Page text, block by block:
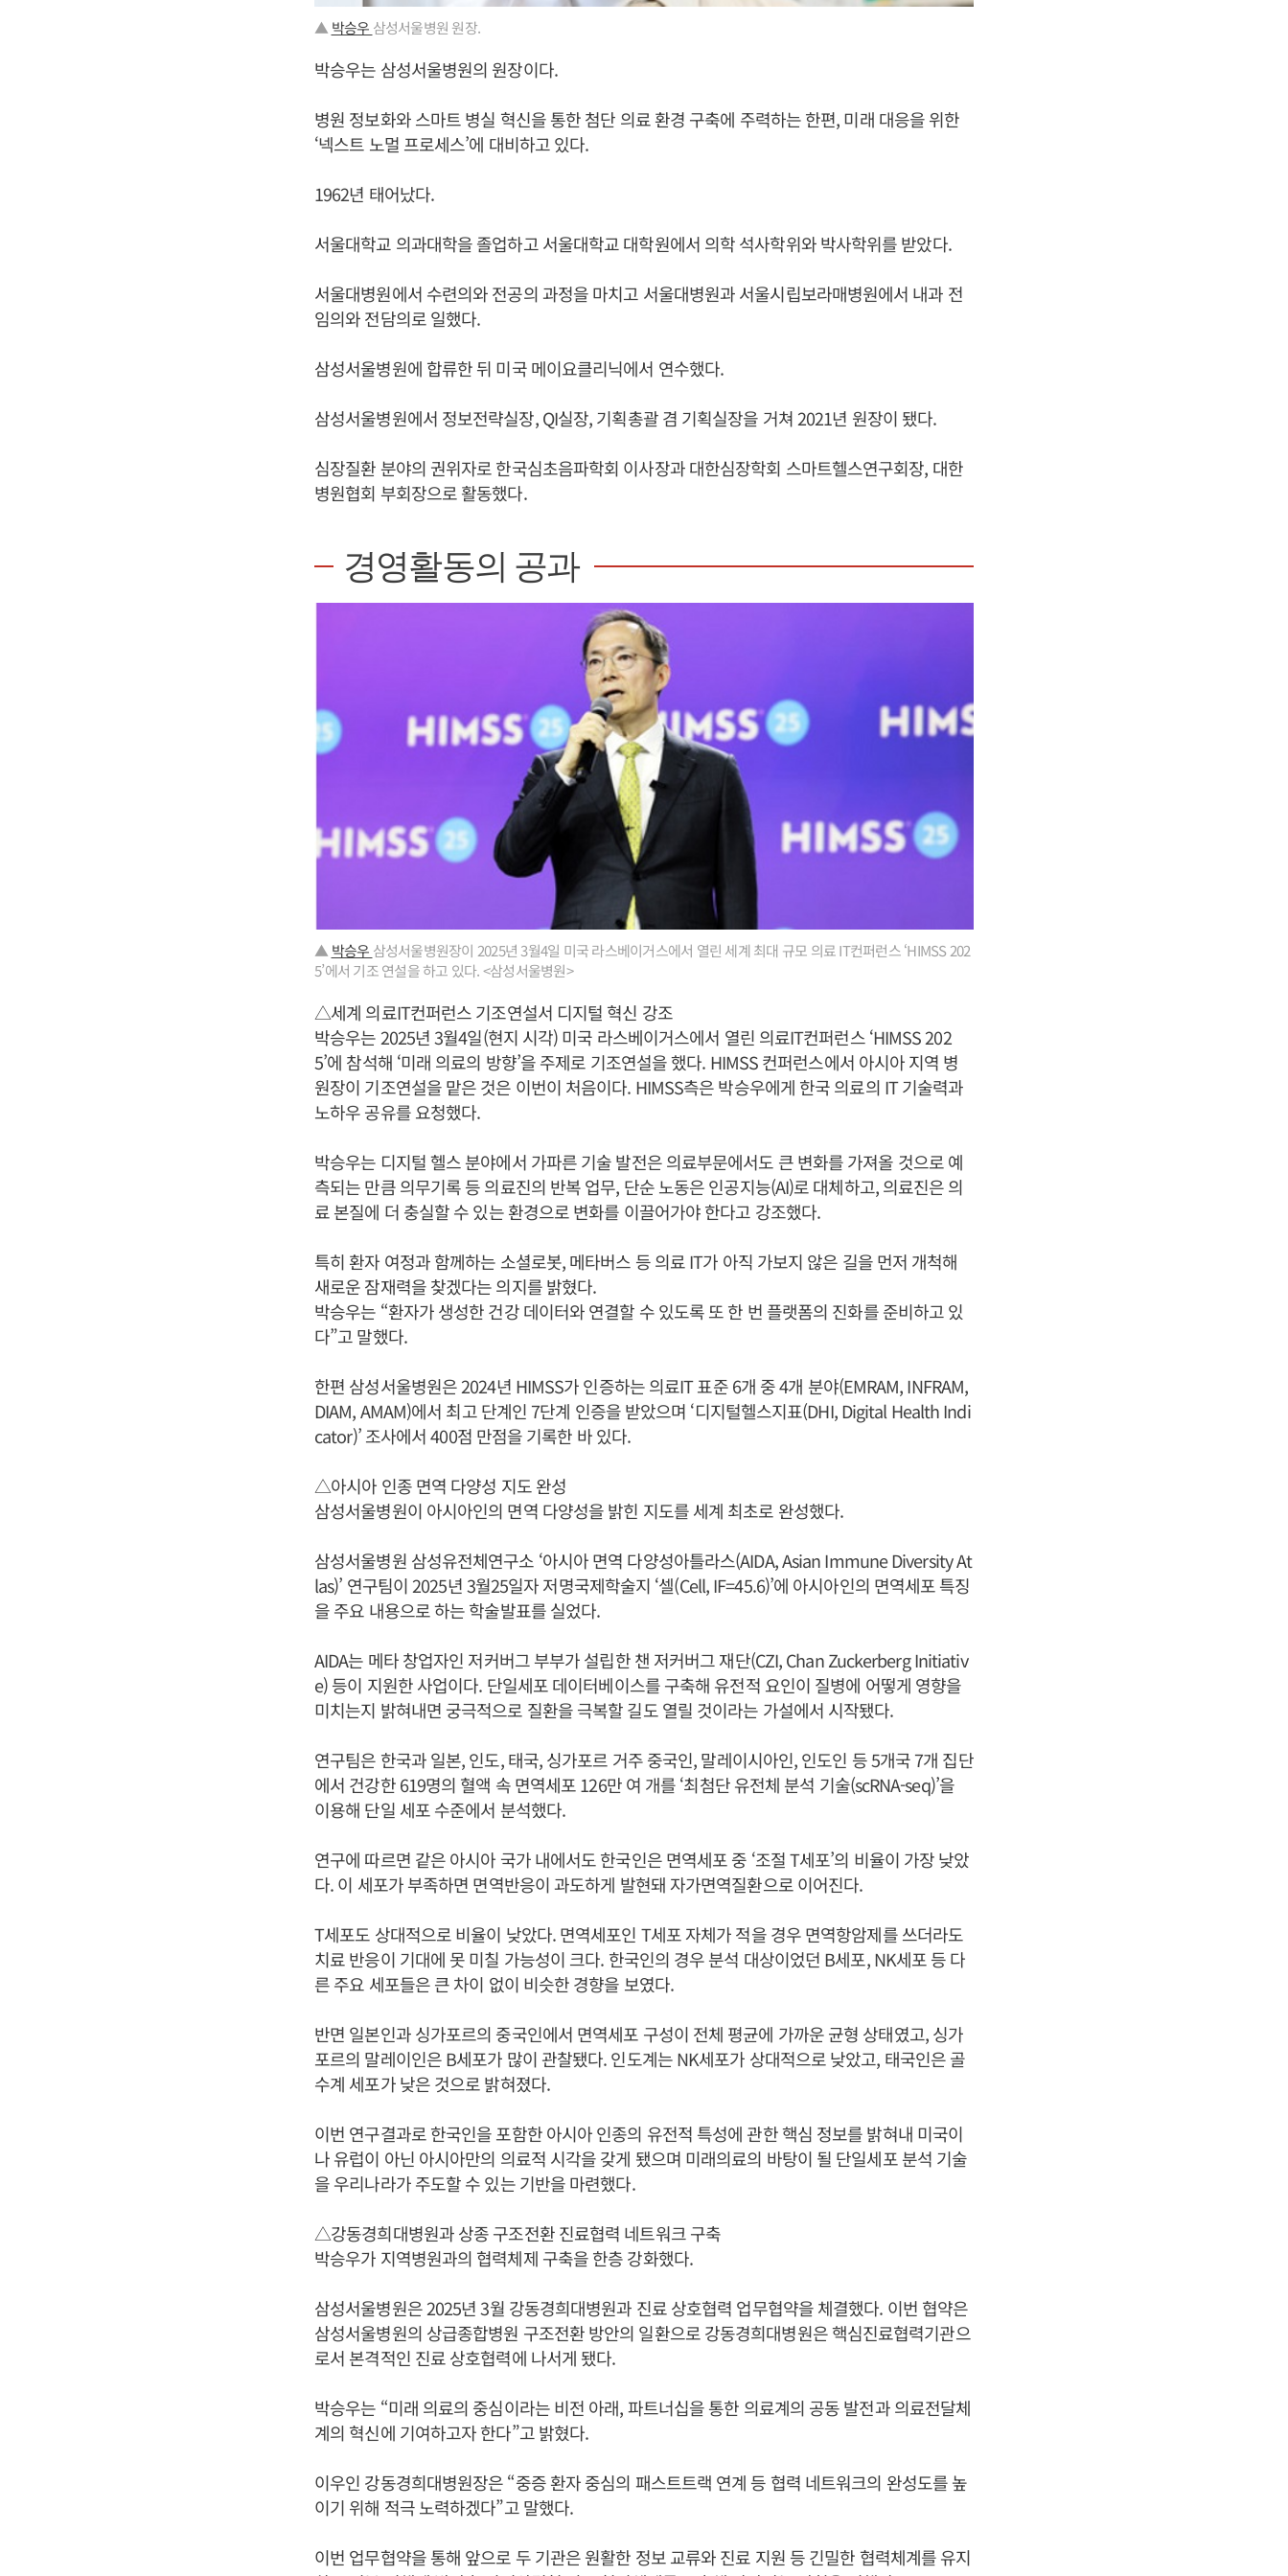
▲ 박승우 삼성서울병원 원장.
박승우는 삼성서울병원의 원장이다.
병원 정보화와 스마트 병실 혁신을 통한 첨단 의료 환경 구축에 주력하는 한편, 미래 대응을 위한
‘넥스트 노멀 프로세스’에 대비하고 있다.
1962년 태어났다.
서울대학교 의과대학을 졸업하고 서울대학교 대학원에서 의학 석사학위와 박사학위를 받았다.
서울대병원에서 수련의와 전공의 과정을 마치고 서울대병원과 서울시립보라매병원에서 내과 전
임의와 전담의로 일했다.
삼성서울병원에 합류한 뒤 미국 메이요클리닉에서 연수했다.
삼성서울병원에서 정보전략실장, QI실장, 기획총괄 겸 기획실장을 거쳐 2021년 원장이 됐다.
심장질환 분야의 권위자로 한국심초음파학회 이사장과 대한심장학회 스마트헬스연구회장, 대한
병원협회 부회장으로 활동했다.
경영활동의 공과
▲ 박승우 삼성서울병원장이 2025년 3월4일 미국 라스베이거스에서 열린 세계 최대 규모 의료 IT컨퍼런스 ‘HIMSS 202
5’에서 기조 연설을 하고 있다. <삼성서울병원>
△세계 의료IT컨퍼런스 기조연설서 디지털 혁신 강조
박승우는 2025년 3월4일(현지 시각) 미국 라스베이거스에서 열린 의료IT컨퍼런스 ‘HIMSS 202
5’에 참석해 ‘미래 의료의 방향’을 주제로 기조연설을 했다. HIMSS 컨퍼런스에서 아시아 지역 병
원장이 기조연설을 맡은 것은 이번이 처음이다. HIMSS측은 박승우에게 한국 의료의 IT 기술력과
노하우 공유를 요청했다.
박승우는 디지털 헬스 분야에서 가파른 기술 발전은 의료부문에서도 큰 변화를 가져올 것으로 예
측되는 만큼 의무기록 등 의료진의 반복 업무, 단순 노동은 인공지능(AI)로 대체하고, 의료진은 의
료 본질에 더 충실할 수 있는 환경으로 변화를 이끌어가야 한다고 강조했다.
특히 환자 여정과 함께하는 소셜로봇, 메타버스 등 의료 IT가 아직 가보지 않은 길을 먼저 개척해
새로운 잠재력을 찾겠다는 의지를 밝혔다.
박승우는 “환자가 생성한 건강 데이터와 연결할 수 있도록 또 한 번 플랫폼의 진화를 준비하고 있
다”고 말했다.
한편 삼성서울병원은 2024년 HIMSS가 인증하는 의료IT 표준 6개 중 4개 분야(EMRAM, INFRAM,
DIAM, AMAM)에서 최고 단계인 7단계 인증을 받았으며 ‘디지털헬스지표(DHI, Digital Health Indi
cator)’ 조사에서 400점 만점을 기록한 바 있다.
△아시아 인종 면역 다양성 지도 완성
삼성서울병원이 아시아인의 면역 다양성을 밝힌 지도를 세계 최초로 완성했다.
삼성서울병원 삼성유전체연구소 ‘아시아 면역 다양성아틀라스(AIDA, Asian Immune Diversity At
las)’ 연구팀이 2025년 3월25일자 저명국제학술지 ‘셀(Cell, IF=45.6)’에 아시아인의 면역세포 특징
을 주요 내용으로 하는 학술발표를 실었다.
AIDA는 메타 창업자인 저커버그 부부가 설립한 챈 저커버그 재단(CZI, Chan Zuckerberg Initiativ
e) 등이 지원한 사업이다. 단일세포 데이터베이스를 구축해 유전적 요인이 질병에 어떻게 영향을
미치는지 밝혀내면 궁극적으로 질환을 극복할 길도 열릴 것이라는 가설에서 시작됐다.
연구팀은 한국과 일본, 인도, 태국, 싱가포르 거주 중국인, 말레이시아인, 인도인 등 5개국 7개 집단
에서 건강한 619명의 혈액 속 면역세포 126만 여 개를 ‘최첨단 유전체 분석 기술(scRNA-seq)’을
이용해 단일 세포 수준에서 분석했다.
연구에 따르면 같은 아시아 국가 내에서도 한국인은 면역세포 중 ‘조절 T세포’의 비율이 가장 낮았
다. 이 세포가 부족하면 면역반응이 과도하게 발현돼 자가면역질환으로 이어진다.
T세포도 상대적으로 비율이 낮았다. 면역세포인 T세포 자체가 적을 경우 면역항암제를 쓰더라도
치료 반응이 기대에 못 미칠 가능성이 크다. 한국인의 경우 분석 대상이었던 B세포, NK세포 등 다
른 주요 세포들은 큰 차이 없이 비슷한 경향을 보였다.
반면 일본인과 싱가포르의 중국인에서 면역세포 구성이 전체 평균에 가까운 균형 상태였고, 싱가
포르의 말레이인은 B세포가 많이 관찰됐다. 인도계는 NK세포가 상대적으로 낮았고, 태국인은 골
수계 세포가 낮은 것으로 밝혀졌다.
이번 연구결과로 한국인을 포함한 아시아 인종의 유전적 특성에 관한 핵심 정보를 밝혀내 미국이
나 유럽이 아닌 아시아만의 의료적 시각을 갖게 됐으며 미래의료의 바탕이 될 단일세포 분석 기술
을 우리나라가 주도할 수 있는 기반을 마련했다.
△강동경희대병원과 상종 구조전환 진료협력 네트워크 구축
박승우가 지역병원과의 협력체제 구축을 한층 강화했다.
삼성서울병원은 2025년 3월 강동경희대병원과 진료 상호협력 업무협약을 체결했다. 이번 협약은
삼성서울병원의 상급종합병원 구조전환 방안의 일환으로 강동경희대병원은 핵심진료협력기관으
로서 본격적인 진료 상호협력에 나서게 됐다.
박승우는 “미래 의료의 중심이라는 비전 아래, 파트너십을 통한 의료계의 공동 발전과 의료전달체
계의 혁신에 기여하고자 한다”고 밝혔다.
이우인 강동경희대병원장은 “중증 환자 중심의 패스트트랙 연계 등 협력 네트워크의 완성도를 높
이기 위해 적극 노력하겠다”고 말했다.
이번 업무협약을 통해 앞으로 두 기관은 원활한 정보 교류와 진료 지원 등 긴밀한 협력체계를 유지